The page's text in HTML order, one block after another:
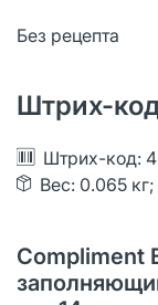
Без рецепта
Штрих-
Штрих-код:
Вес: 0.065 кг;
Compliment